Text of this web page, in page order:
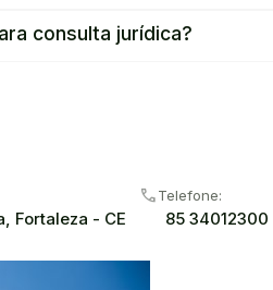
consulta jurídica?
Fortaleza - CE
callTelefone:
85 34012300